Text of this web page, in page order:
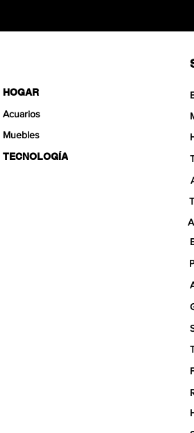
HOGAR
Acuarios
Muebles
TECNOLOGÍA